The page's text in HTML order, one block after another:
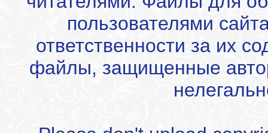
пользователями
ответственности за их
файлы, защищенные